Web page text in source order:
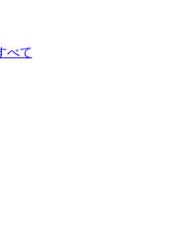
べて